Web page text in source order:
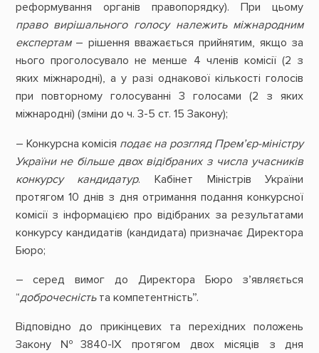
реформування органів правопорядку). При цьому
право вирішального голосу належить міжнародним
експертам– рішення вважається прийнятим, якщо за
нього проголосувало не менше 4 членів комісії (2 з
яких міжнародні), а у разі однакової кількості голосів
при повторному голосуванні 3 голосами (2 з яких
міжнародні) (зміни до ч. 3-5 ст. 15 Закону);
– Конкурсна комісія подає на розгляд Прем’єр-міністру
України не більше двох відібраних з числа учасників
конкурсу кандидатур. Кабінет Міністрів України
протягом 10 днів з дня отримання подання конкурсної
комісії з інформацією про відібраних за результатами
конкурсу кандидатів (кандидата) призначає Директора
Бюро;
– серед вимог до Директора Бюро зʼявляється
“доброчесністьта компетентність”.
Відповідно до прикінцевих та перехідних положень
Закону №3840-ІХ протягом двох місяців з дня